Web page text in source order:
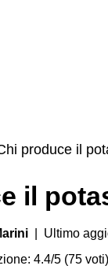
produce il
il
| Ultimo
4.4/5 (75 voti)